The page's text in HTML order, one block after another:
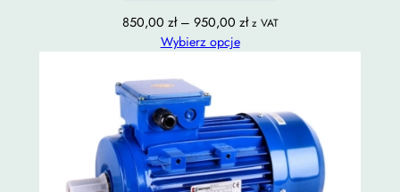
850,00 zł – 950,00 złZakres
950,00 zł
z VAT
Wybierz opcje